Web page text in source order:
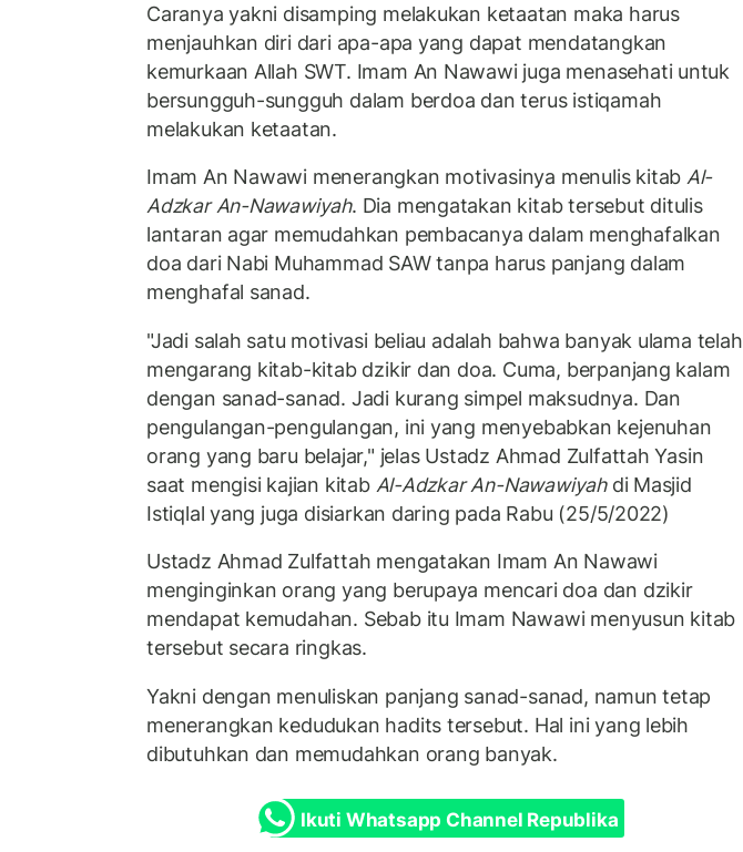
Caranya yakni disamping melakukan ketaatan maka harus
menjauhkan diri dari apa-apa yang dapat mendatangkan
kemurkaan Allah SWT. Imam An Nawawi juga menasehati untuk
bersungguh-sungguh dalam berdoa dan terus istiqamah
melakukan ketaatan.
Imam An Nawawi menerangkan motivasinya menulis kitab Al-
Adzkar An-Nawawiyah. Dia mengatakan kitab tersebut ditulis
lantaran agar memudahkan pembacanya dalam menghafalkan
doa dari Nabi Muhammad SAW tanpa harus panjang dalam
menghafal sanad.
"Jadi salah satu motivasi beliau adalah bahwa banyak ulama telah
mengarang kitab-kitab dzikir dan doa. Cuma, berpanjang kalam
dengan sanad-sanad. Jadi kurang simpel maksudnya. Dan
pengulangan-pengulangan, ini yang menyebabkan kejenuhan
orang yang baru belajar," jelas Ustadz Ahmad Zulfattah Yasin
saat mengisi kajian kitab Al-Adzkar An-Nawawiyahdi Masjid
Istiqlal yang juga disiarkan daring pada Rabu (25/5/2022)
Ustadz Ahmad Zulfattah mengatakan Imam An Nawawi
menginginkan orang yang berupaya mencari doa dan dzikir
mendapat kemudahan. Sebab itu Imam Nawawi menyusun kitab
tersebut secara ringkas.
Yakni dengan menuliskan panjang sanad-sanad, namun tetap
menerangkan kedudukan hadits tersebut. Hal ini yang lebih
dibutuhkan dan memudahkan orang banyak.
Ikuti Whatsapp Channel Republika